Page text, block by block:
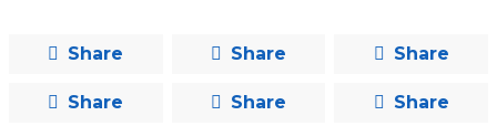
Share Share Share
Share Share Share